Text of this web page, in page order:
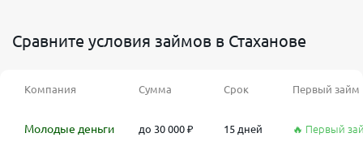
Сравните условия займов в Стаханове
Компания Сумма Срок Первый займ
Молодые деньги до 30 000 ₽ 15 дней 🔥 Первый